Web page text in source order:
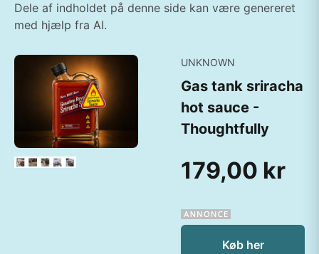
Dele af indholdet på denne side kan være genereret
med hjælp fra AI.
UNKNOWN
Gas tank sriracha
hot sauce -
Thoughtfully
179,00 kr
Køb her